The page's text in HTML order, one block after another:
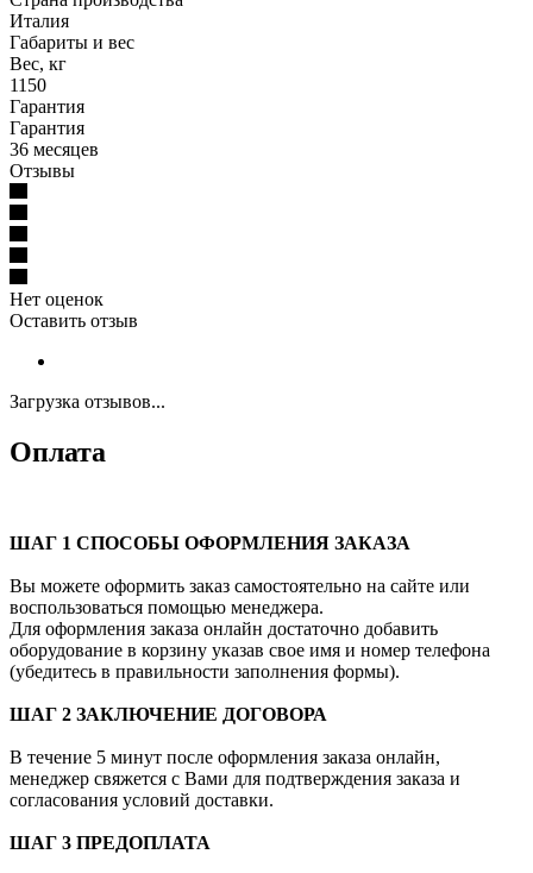
Италия
Габариты и вес
Вес, кг
1150
Гарантия
Гарантия
36 месяцев
Отзывы
Нет оценок
Оставить отзыв
Загрузка отзывов...
Оплата
ШАГ 1 СПОСОБЫ ОФОРМЛЕНИЯ ЗАКАЗА
Вы можете оформить заказ самостоятельно на сайте или
воспользоваться помощью менеджера.
Для оформления заказа онлайн достаточно добавить
оборудование в корзину указав свое имя и номер телефона
(убедитесь в правильности заполнения формы).
ШАГ 2 ЗАКЛЮЧЕНИЕ ДОГОВОРА
В течение 5 минут после оформления заказа онлайн,
менеджер свяжется с Вами для подтверждения заказа и
согласования условий доставки.
ШАГ 3 ПРЕДОПЛАТА